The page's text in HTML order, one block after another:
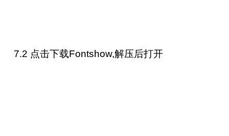
7.2 点击下载Fontshow,解压后打开